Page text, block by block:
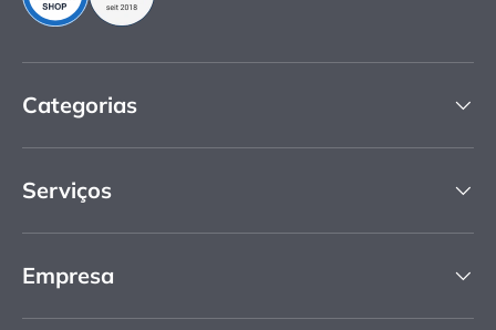
Categorias
Serviços
Empresa